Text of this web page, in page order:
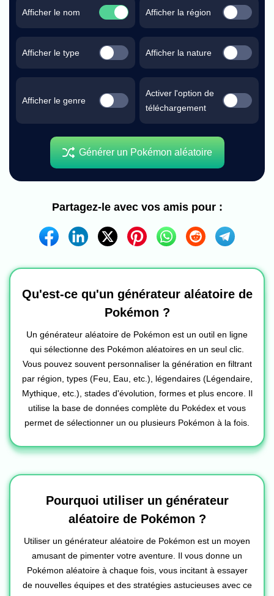
Afficher le nom Afficher la région
Afficher le type Afficher la nature
Afficher le genre
Activer l'option de
téléchargement
Générer un Pokémon aléatoire
Partagez-le avec vos amis pour :
Qu'est-ce qu'un générateur aléatoire de
Pokémon ?
Un générateur aléatoire de Pokémon est un outil en ligne
qui sélectionne des Pokémon aléatoires en un seul clic.
Vous pouvez souvent personnaliser la génération en filtrant
par région, types (Feu, Eau, etc.), légendaires (Légendaire,
Mythique, etc.), stades d'évolution, formes et plus encore. Il
utilise la base de données complète du Pokédex et vous
permet de sélectionner un ou plusieurs Pokémon à la fois.
Pourquoi utiliser un générateur
aléatoire de Pokémon ?
Utiliser un générateur aléatoire de Pokémon est un moyen
amusant de pimenter votre aventure. Il vous donne un
Pokémon aléatoire à chaque fois, vous incitant à essayer
de nouvelles équipes et des stratégies astucieuses avec ce